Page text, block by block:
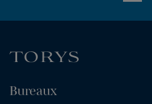
Bureaux